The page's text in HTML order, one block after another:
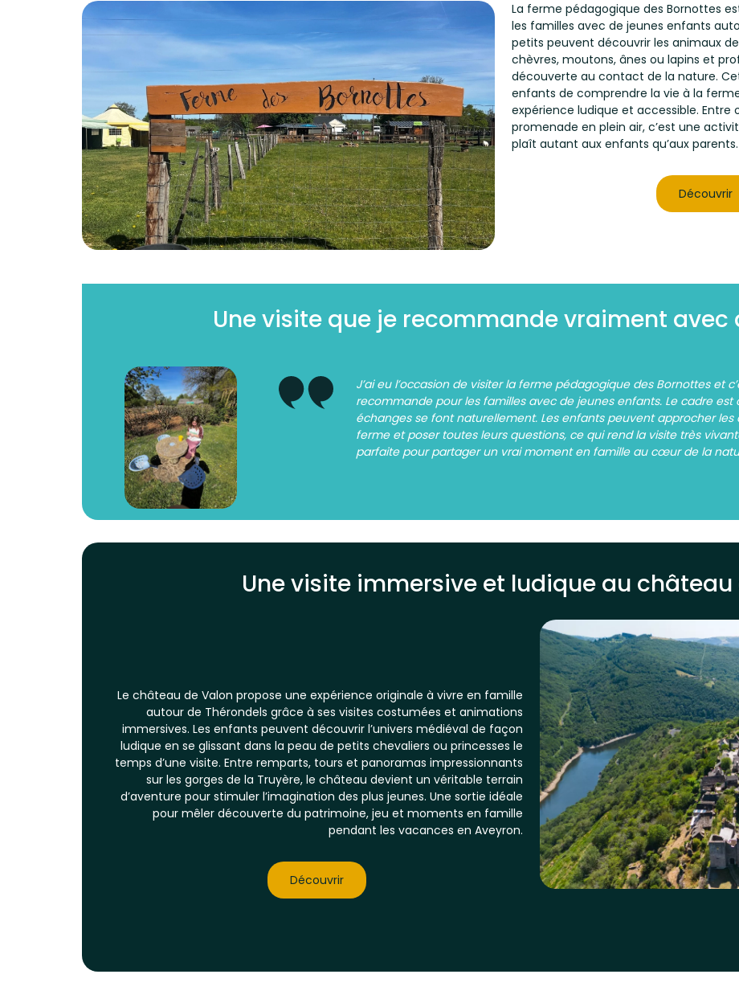
La ferme pédagogique des Bornottes
les familles avec de jeunes enfants
petits peuvent découvrir les animaux
chèvres, moutons, ânes ou lapins et
découverte au contact de la nature.
enfants de comprendre la vie à la
expérience ludique et accessible. Entre
promenade en plein air, c’est une
plaît autant aux enfants qu’aux parents.
Découvrir
Une visite que je recommande vraiment avec
J’ai eu l’occasion de visiter la ferme pédagogique des Bornottes et
recommande pour les familles avec de jeunes enfants. Le cadre
échanges se font naturellement. Les enfants peuvent approcher
ferme et poser toutes leurs questions, ce qui rend la visite très
parfaite pour partager un vrai moment en famille au cœur de la
Une visite immersive et ludique au château
Le château de Valon propose une expérience originale à vivre en famille
autour de Thérondels grâce à ses visites costumées et animations
immersives. Les enfants peuvent découvrir l’univers médiéval de façon
ludique en se glissant dans la peau de petits chevaliers ou princesses le
temps d’une visite. Entre remparts, tours et panoramas impressionnants
sur les gorges de la Truyère, le château devient un véritable terrain
d’aventure pour stimuler l’imagination des plus jeunes. Une sortie idéale
pour mêler découverte du patrimoine, jeu et moments en famille
pendant les vacances en Aveyron.
Découvrir